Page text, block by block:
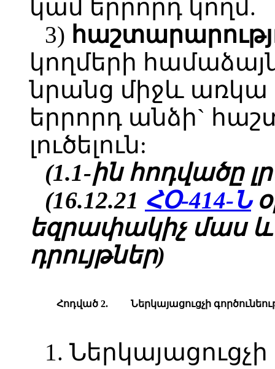
կամ երրորդ կողմ.
3)
կողմերի
նրանց միջև առկա
երրորդ անձի`
լուծելուն:
(1.1-ին հոդվածը
(16.12.21 ՀՕ-414-Ն
եզրափակիչ մաս և
դրույթներ)
Հոդված 2. Ներկայացուցչի
1. Ներկայացուցչի